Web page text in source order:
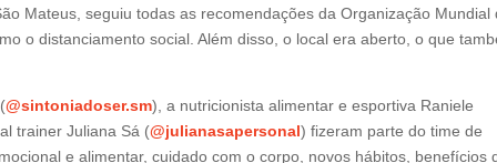
Mateus, seguiu todas as recomendações da Organização Mundial
o distanciamento social. Além disso, o local era aberto, o que
@sintoniadoser.sm), a nutricionista alimentar e esportiva Raniele
trainer Juliana Sá (@julianasapersonal) fizeram parte do time de
e alimentar, cuidado com o corpo, novos hábitos, benefícios